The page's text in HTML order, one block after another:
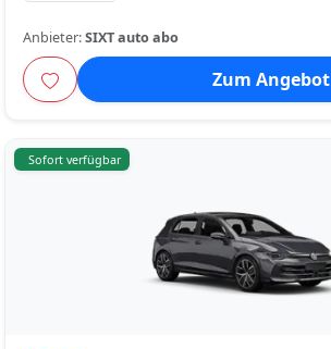
Anbieter:SIXT auto abo
Zum Angebot
Sofort verfügbar